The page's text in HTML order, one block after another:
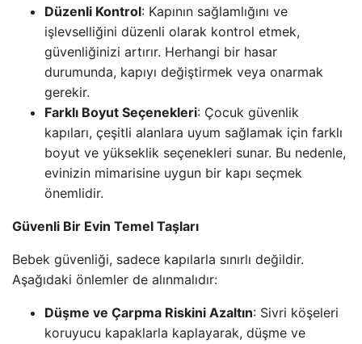
Düzenli Kontrol: Kapının sağlamlığını ve
işlevselliğini düzenli olarak kontrol etmek,
güvenliğinizi artırır. Herhangi bir hasar
durumunda, kapıyı değiştirmek veya onarmak
gerekir.
Farklı Boyut Seçenekleri: Çocuk güvenlik
kapıları, çeşitli alanlara uyum sağlamak için farklı
boyut ve yükseklik seçenekleri sunar. Bu nedenle,
evinizin mimarisine uygun bir kapı seçmek
önemlidir.
Güvenli Bir Evin Temel Taşları
Bebek güvenliği, sadece kapılarla sınırlı değildir.
Aşağıdaki önlemler de alınmalıdır:
Düşme ve Çarpma Riskini Azaltın: Sivri köşeleri
koruyucu kapaklarla kaplayarak, düşme ve